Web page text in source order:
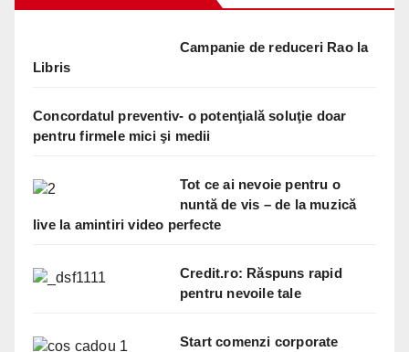
Campanie de reduceri Rao la
Libris
Concordatul preventiv- o potenţialǎ soluţie doar
pentru firmele mici şi medii
Tot ce ai nevoie pentru o
nuntă de vis – de la muzică
live la amintiri video perfecte
Credit.ro: Răspuns rapid
pentru nevoile tale
Start comenzi corporate